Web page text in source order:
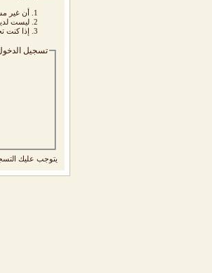
أن غير
ليست
إذا كنت
تسجيل
يتوجب عليك